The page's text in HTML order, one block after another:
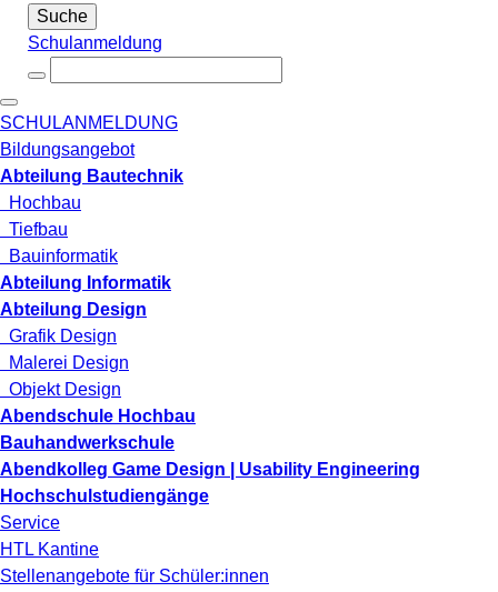
Suche
Schulanmeldung
SCHULANMELDUNG
Bildungsangebot
Abteilung Bautechnik
Hochbau
Tiefbau
Bauinformatik
Abteilung Informatik
Abteilung Design
Grafik Design
Malerei Design
Objekt Design
Abendschule Hochbau
Bauhandwerkschule
Abendkolleg Game Design | Usability Engineering
Hochschulstudiengänge
Service
HTL Kantine
Stellenangebote für Schüler:innen